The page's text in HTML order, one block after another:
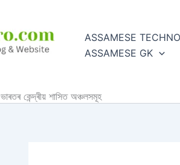
ASSAMESE
ASSAMESE GK
ভাৰতৰ কেন্দ্ৰীয় শাসিত অঞ্চলসমূহ